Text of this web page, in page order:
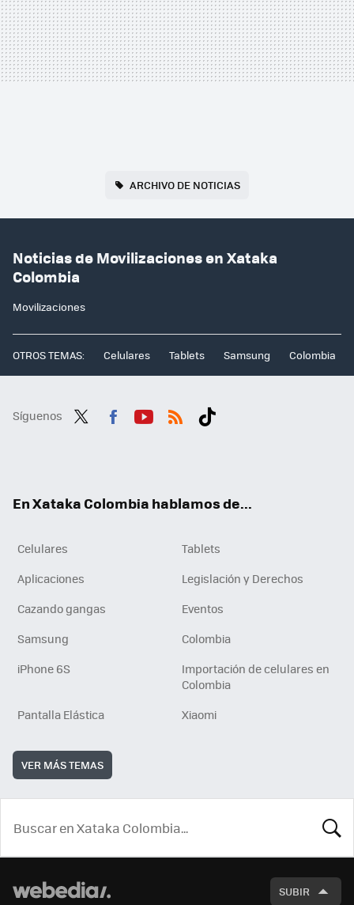
ARCHIVO DE NOTICIAS
Noticias de Movilizaciones en Xataka
Colombia
Movilizaciones
OTROS TEMAS: Celulares Tablets Samsung Colombia
Síguenos
En Xataka Colombia hablamos de...
Celulares
Tablets
Aplicaciones
Legislación y Derechos
Cazando gangas
Eventos
Samsung
Colombia
iPhone 6S
Importación de celulares en
Colombia
Pantalla Elástica
Xiaomi
VER MÁS TEMAS
SUBIR